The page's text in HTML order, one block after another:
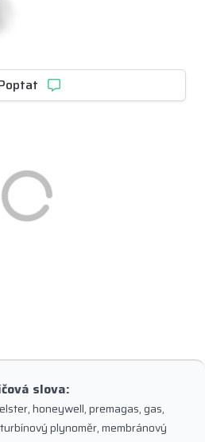
slova:
honeywell, premagas, gas,
plynoměr, membránový